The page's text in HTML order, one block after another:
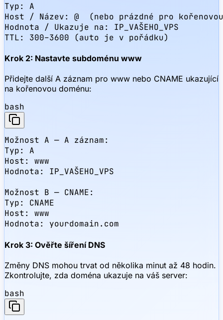
Typ: A
Host / Název: @  (nebo prázdné pro kořenovou
Hodnota / Ukazuje na: IP_VAŠEHO_VPS
TTL: 300–3600 (auto je v pořádku)
Krok 2: Nastavte subdoménu www
Přidejte další A záznam pro www nebo CNAME ukazující
na kořenovou doménu:
bash
Možnost A — A záznam:
Typ: A
Host: www
Hodnota: IP_VAŠEHO_VPS
Možnost B — CNAME:
Typ: CNAME
Host: www
Hodnota: yourdomain.com
Krok 3: Ověřte šíření DNS
Změny DNS mohou trvat od několika minut až 48 hodin.
Zkontrolujte, zda doména ukazuje na váš server:
bash